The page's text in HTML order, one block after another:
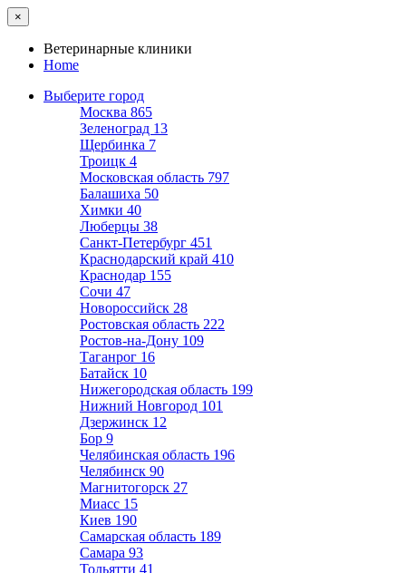
×
Ветеринарные клиники
Home
Выберите город
Москва 865
Зеленоград 13
Щербинка 7
Троицк 4
Московская область 797
Балашиха 50
Химки 40
Люберцы 38
Санкт-Петербург 451
Краснодарский край 410
Краснодар 155
Сочи 47
Новороссийск 28
Ростовская область 222
Ростов-на-Дону 109
Таганрог 16
Батайск 10
Нижегородская область 199
Нижний Новгород 101
Дзержинск 12
Бор 9
Челябинская область 196
Челябинск 90
Магнитогорск 27
Миасс 15
Киев 190
Самарская область 189
Самара 93
Тольятти 41